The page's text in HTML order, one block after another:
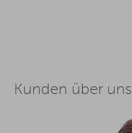
Kunden über uns